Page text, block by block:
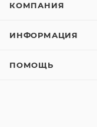
КОМПАНИЯ
ИНФОРМАЦИЯ
ПОМОЩЬ